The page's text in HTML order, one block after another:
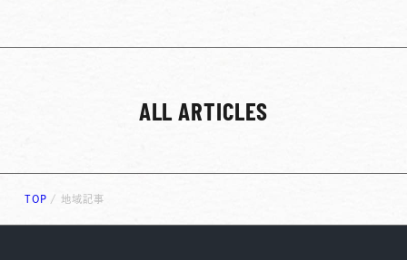
ALL ARTICLES
TOP / 地域記事